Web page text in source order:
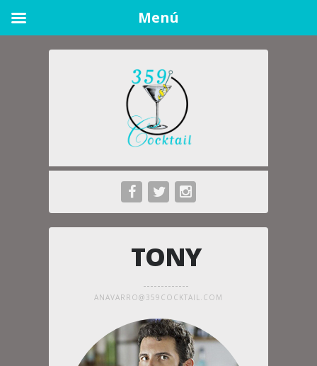
TONY
ANAVARRO@359COCKTAIL.COM
Menú